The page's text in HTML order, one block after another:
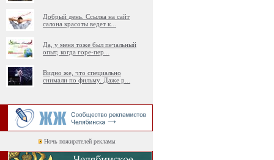
Добрый день. Ссылка на сайт
салона красоты ведет к
Да, у меня тоже был печальный
опыт, когда горе-пер
Видно же, что специально
снимали по фильму. Даже р
Ночь пожирателей рекламы